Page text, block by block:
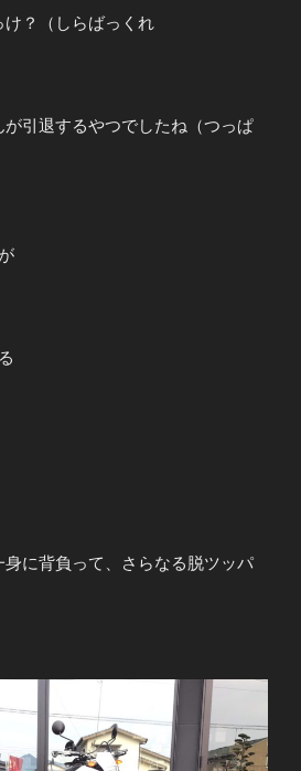
？（しらばっくれ
引退するやつでしたね（つっぱ
に背負って、さらなる脱ツッパ